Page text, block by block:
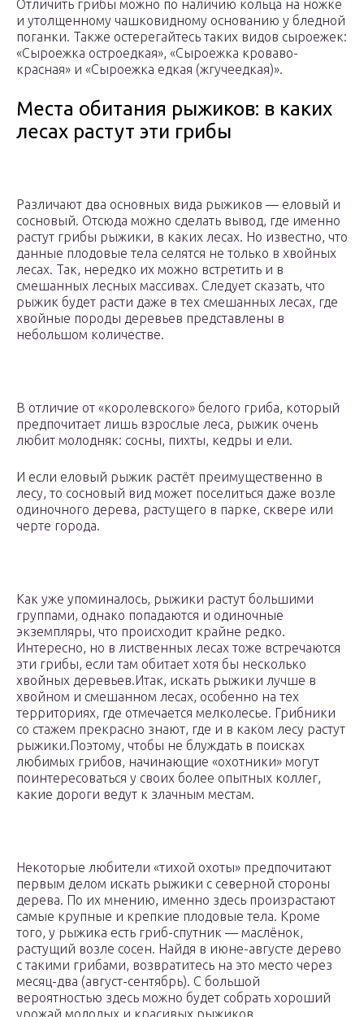
Отличить грибы можно по наличию кольца на ножке
и утолщенному чашковидному основанию у бледной
поганки. Также остерегайтесь таких видов сыроежек:
«Сыроежка остроедкая», «Сыроежка кроваво-
красная» и «Сыроежка едкая (жгучеедкая)».
Места обитания рыжиков: в каких
лесах растут эти грибы
Различают два основных вида рыжиков — еловый и
сосновый. Отсюда можно сделать вывод, где именно
растут грибы рыжики, в каких лесах. Но известно, что
данные плодовые тела селятся не только в хвойных
лесах. Так, нередко их можно встретить и в
смешанных лесных массивах. Следует сказать, что
рыжик будет расти даже в тех смешанных лесах, где
хвойные породы деревьев представлены в
небольшом количестве.
В отличие от «королевского» белого гриба, который
предпочитает лишь взрослые леса, рыжик очень
любит молодняк: сосны, пихты, кедры и ели.
И если еловый рыжик растёт преимущественно в
лесу, то сосновый вид может поселиться даже возле
одиночного дерева, растущего в парке, сквере или
черте города.
Как уже упоминалось, рыжики растут большими
группами, однако попадаются и одиночные
экземпляры, что происходит крайне редко.
Интересно, но в лиственных лесах тоже встречаются
эти грибы, если там обитает хотя бы несколько
хвойных деревьев.Итак, искать рыжики лучше в
хвойном и смешанном лесах, особенно на тех
территориях, где отмечается мелколесье. Грибники
со стажем прекрасно знают, где и в каком лесу растут
рыжики.Поэтому, чтобы не блуждать в поисках
любимых грибов, начинающие «охотники» могут
поинтересоваться у своих более опытных коллег,
какие дороги ведут к злачным местам.
Некоторые любители «тихой охоты» предпочитают
первым делом искать рыжики с северной стороны
дерева. По их мнению, именно здесь произрастают
самые крупные и крепкие плодовые тела. Кроме
того, у рыжика есть гриб-спутник — маслёнок,
растущий возле сосен. Найдя в июне-августе дерево
с такими грибами, возвратитесь на это место через
месяц-два (август-сентябрь). С большой
вероятностью здесь можно будет собрать хороший
урожай молодых и красивых рыжиков.